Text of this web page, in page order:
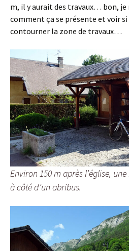
m, il y aurait des travaux… bon, je
comment ça se présente et voir
contourner la zone de travaux…
Environ 150 m après l’église,
à côté d’un abribus.